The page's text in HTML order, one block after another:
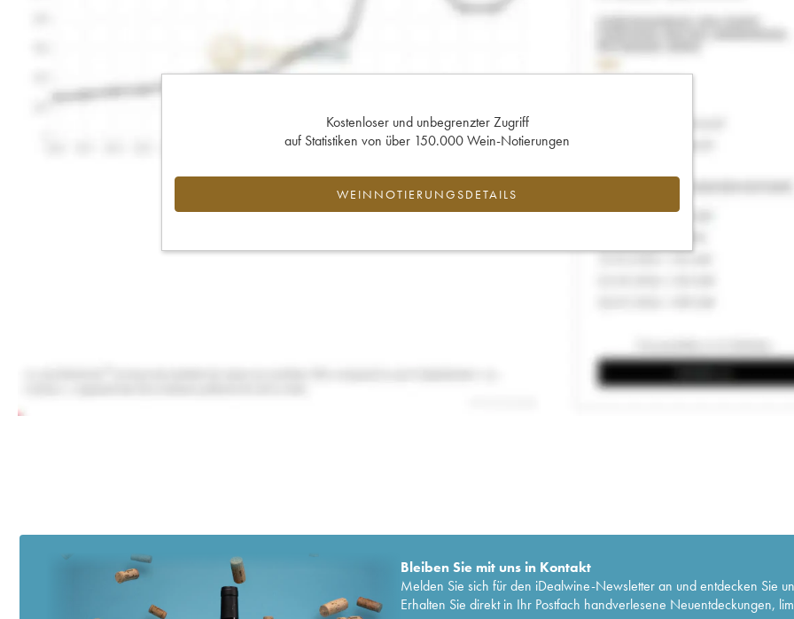
Kostenloser und unbegrenzter Zugriff
auf Statistiken von über 150.000 Wein-Notierungen
WEINNOTIERUNGSDETAILS
Bleiben Sie mit uns in Kontakt
Melden Sie sich für den iDealwine-Newsletter an und entdecken Sie
Erhalten Sie direkt in Ihr Postfach handverlesene Neuentdeckungen,